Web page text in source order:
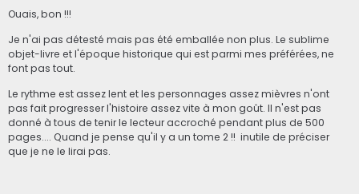
Ouais, bon !!!
Je n'ai pas détesté mais pas été emballée non plus. Le sublime
objet-livre et l'époque historique qui est parmi mes préférées, ne
font pas tout.
Le rythme est assez lent et les personnages assez mièvres n'ont
pas fait progresser l'histoire assez vite à mon goût. Il n'est pas
donné à tous de tenir le lecteur accroché pendant plus de 500
pages.... Quand je pense qu'il y a un tome 2 !! inutile de préciser
que je ne le lirai pas.